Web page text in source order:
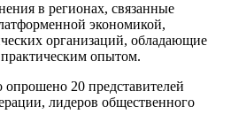
в регионах, связанные
экономикой,
организаций, обладающие
опытом.
20 представителей
лидеров общественного